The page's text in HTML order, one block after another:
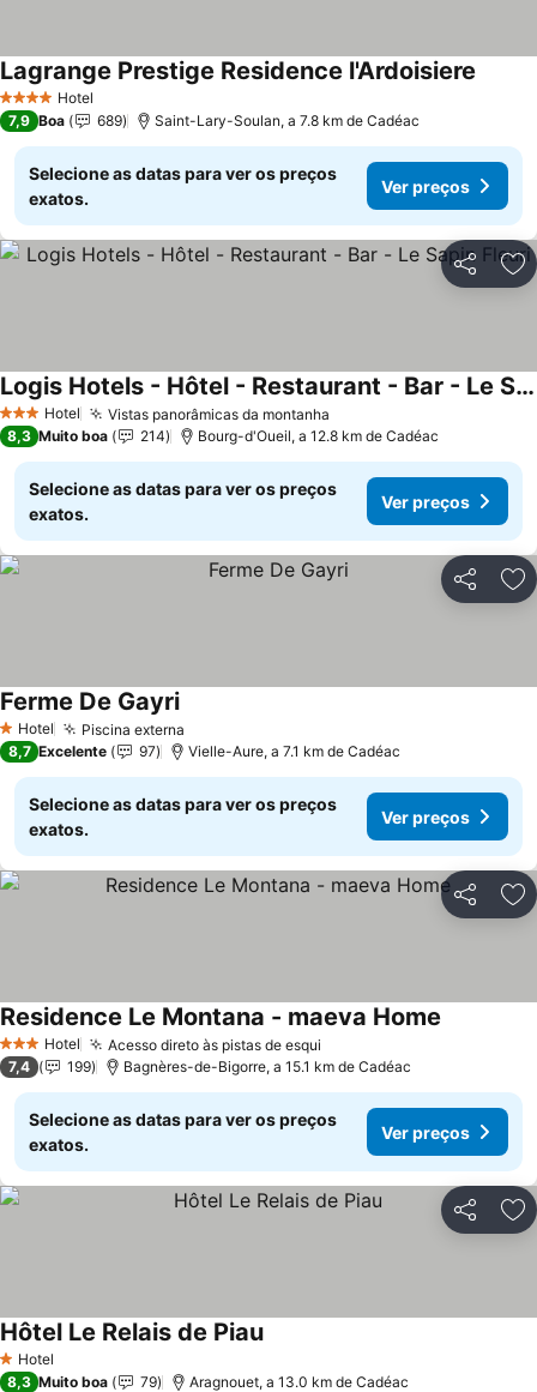
4 EstrelasHotel
Lagrange Prestige Residence l'Ardoisiere
7,9 Boa 689 Saint-Lary-Soulan, a 7.8 km de Cadéac
Selecione as datas para ver os preços
exatos.
Ver preços
Partilhar
3 EstrelasHotel Vistas panorâmicas da montanha
Logis Hotels - Hôtel - Restaurant - Bar - Le Sapin Fleuri
Ver preços
8,3 Muito boa 214 Bourg-d'Oueil, a 12.8 km de Cadéac
Selecione as datas para ver os preços
exatos.
Ver preços
Partilhar
1 Estrelas
Hotel Piscina externa
Ferme De GayriVer preços
8,7 Excelente 97 Vielle-Aure, a 7.1 km de Cadéac
Selecione as datas para ver os preços
exatos.
Ver preços
Partilhar
3 EstrelasHotel Acesso direto às pistas de esqui
Residence Le Montana - maeva Home
7,4 199 Bagnères-de-Bigorre, a 15.1 km de Cadéac
Selecione as datas para ver os preços
exatos.
Ver preços
Partilhar
1 Estrelas
Hotel
Hôtel Le Relais de PiauVer preços
8,3 Muito boa 79 Aragnouet, a 13.0 km de Cadéac